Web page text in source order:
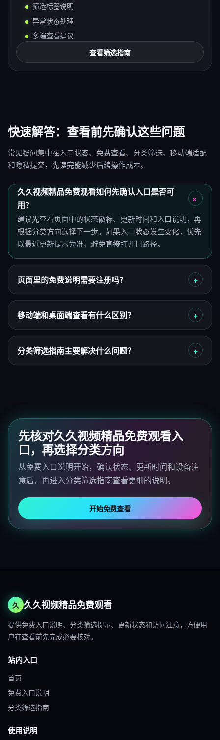
筛选标签说明
异常状态处理
多端查看建议
查看筛选指南
快速解答：查看前先确认这些问题
常见疑问集中在入口状态、免费查看、分类筛选、移动端适配
和隐私提交，先读完能减少后续操作成本。
久久视频精品免费观看如何先确认入口是否可
用？
建议先查看页面中的状态徽标、更新时间和入口说明，再
根据分类方向选择下一步。如果入口状态发生变化，优先
以最近更新提示为准，避免直接打开旧路径。
页面里的免费说明需要注册吗？
移动端和桌面端查看有什么区别？
分类筛选指南主要解决什么问题？
先核对久久视频精品免费观看入
口，再选择分类方向
从免费入口说明开始，确认状态、更新时间和设备注
意后，再进入分类筛选指南查看更细的说明。
开始免费查看
久 久久视频精品免费观看
提供免费入口说明、分类筛选提示、更新状态和访问注意，方便用
户在查看前先完成必要核对。
站内入口
首页
免费入口说明
分类筛选指南
使用说明